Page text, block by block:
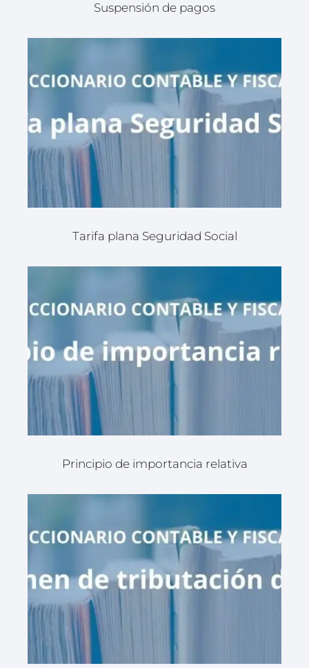
Suspensión de pagos
Tarifa plana Seguridad Social
Principio de importancia relativa